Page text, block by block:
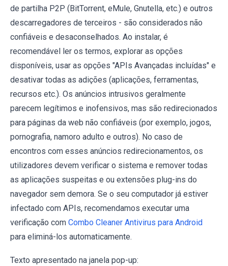
de partilha P2P (BitTorrent, eMule, Gnutella, etc.) e outros
descarregadores de terceiros - são considerados não
confiáveis e desaconselhados. Ao instalar, é
recomendável ler os termos, explorar as opções
disponíveis, usar as opções "APIs Avançadas incluídas" e
desativar todas as adições (aplicações, ferramentas,
recursos etc.). Os anúncios intrusivos geralmente
parecem legítimos e inofensivos, mas são redirecionados
para páginas da web não confiáveis (por exemplo, jogos,
pornografia, namoro adulto e outros). No caso de
encontros com esses anúncios redirecionamentos, os
utilizadores devem verificar o sistema e remover todas
as aplicações suspeitas e ou extensões plug-ins do
navegador sem demora. Se o seu computador já estiver
infectado com APIs, recomendamos executar uma
verificação com Combo Cleaner Antivirus para Android
para eliminá-los automaticamente.
Texto apresentado na janela pop-up: